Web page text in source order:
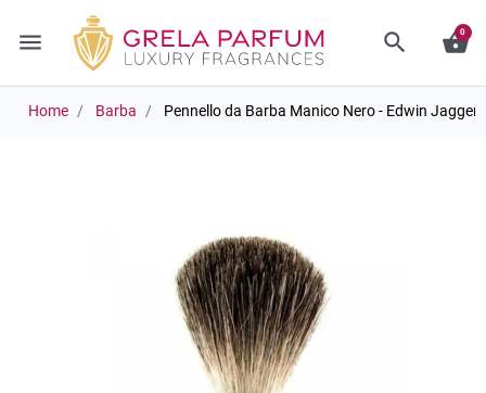
menu search shopping_basket
0
Home Barba Pennello da Barba Manico Nero - Edwin Jagger